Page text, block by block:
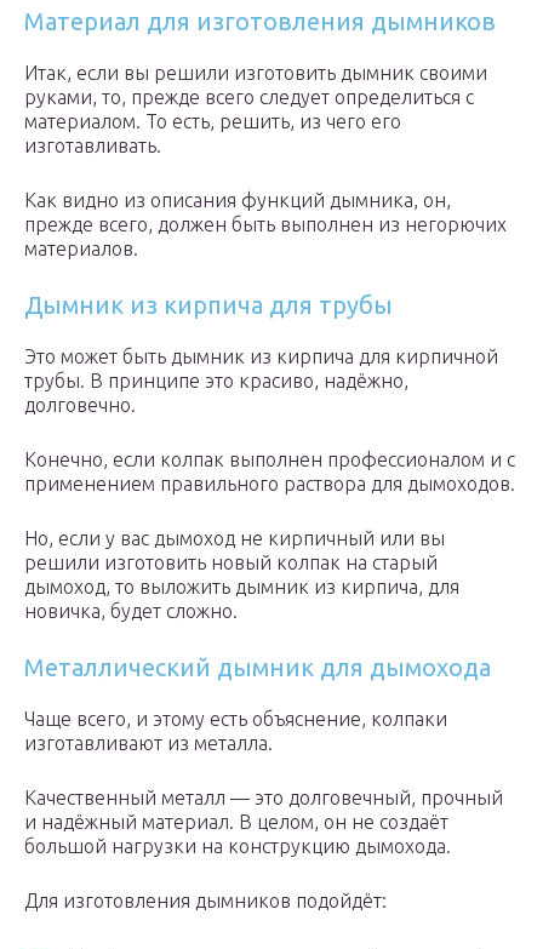
Материал для изготовления дымников
Итак, если вы решили изготовить дымник своими
руками, то, прежде всего следует определиться с
материалом. То есть, решить, из чего его
изготавливать.
Как видно из описания функций дымника, он,
прежде всего, должен быть выполнен из негорючих
материалов.
Дымник из кирпича для трубы
Это может быть дымник из кирпича для кирпичной
трубы. В принципе это красиво, надёжно,
долговечно.
Конечно, если колпак выполнен профессионалом и с
применением правильного раствора для дымоходов.
Но, если у вас дымоход не кирпичный или вы
решили изготовить новый колпак на старый
дымоход, то выложить дымник из кирпича, для
новичка, будет сложно.
Металлический дымник для дымохода
Чаще всего, и этому есть объяснение, колпаки
изготавливают из металла.
Качественный металл — это долговечный, прочный
и надёжный материал. В целом, он не создаёт
большой нагрузки на конструкцию дымохода.
Для изготовления дымников подойдёт: